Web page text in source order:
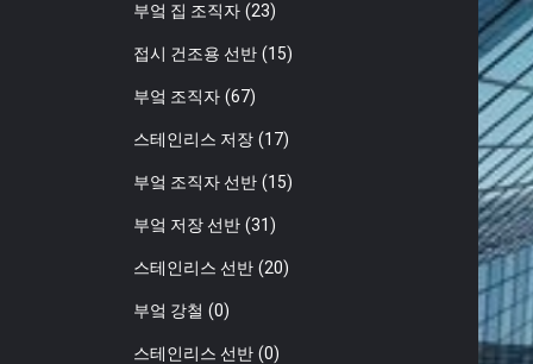
부엌 집 조직자 (23)
접시 건조용 선반 (15)
부엌 조직자 (67)
스테인리스 저장 (17)
부엌 조직자 선반 (15)
부엌 저장 선반 (31)
스테인리스 선반 (20)
부엌 강철 (0)
스테인리스 선반 (0)